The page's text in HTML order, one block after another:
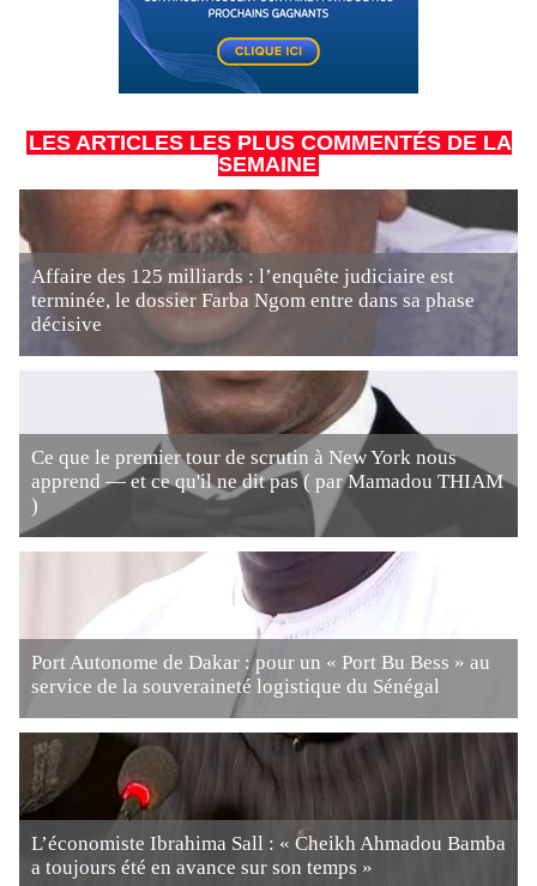
LES ARTICLES LES PLUS COMMENTÉS DE LA
SEMAINE
Affaire des 125 milliards : l’enquête judiciaire est
terminée, le dossier Farba Ngom entre dans sa phase
décisive
Ce que le premier tour de scrutin à New York nous
apprend — et ce qu'il ne dit pas ( par Mamadou THIAM
)
Port Autonome de Dakar : pour un « Port Bu Bess » au
service de la souveraineté logistique du Sénégal
L’économiste Ibrahima Sall : « Cheikh Ahmadou Bamba
a toujours été en avance sur son temps »